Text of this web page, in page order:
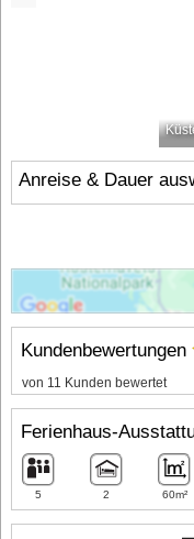
Anreise & Dauer
Kundenbewertungen
von 11 Kunden bewertet
Ferienhaus-
5 2 60m²